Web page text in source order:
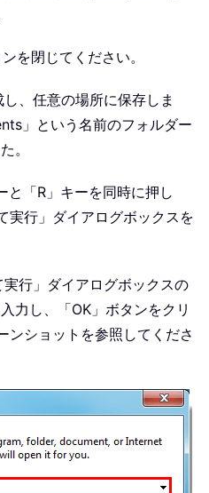
を閉じてください。
、任意の場所に保存しま
」という名前のフォルダー
。
「R」キーを同時に押し
実行」ダイアログボックスを
行」ダイアログボックスの
力し、「OK」ボタンをクリ
ンショットを参照してくださ